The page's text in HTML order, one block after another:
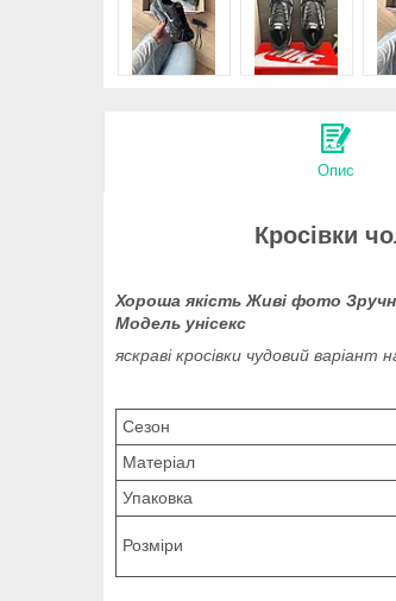
Опис
Кросівки
Хороша якість Живі фото
Модель унісекс
яскраві кросівки чудовий
Сезон
Матеріал
Упаковка
Розміри